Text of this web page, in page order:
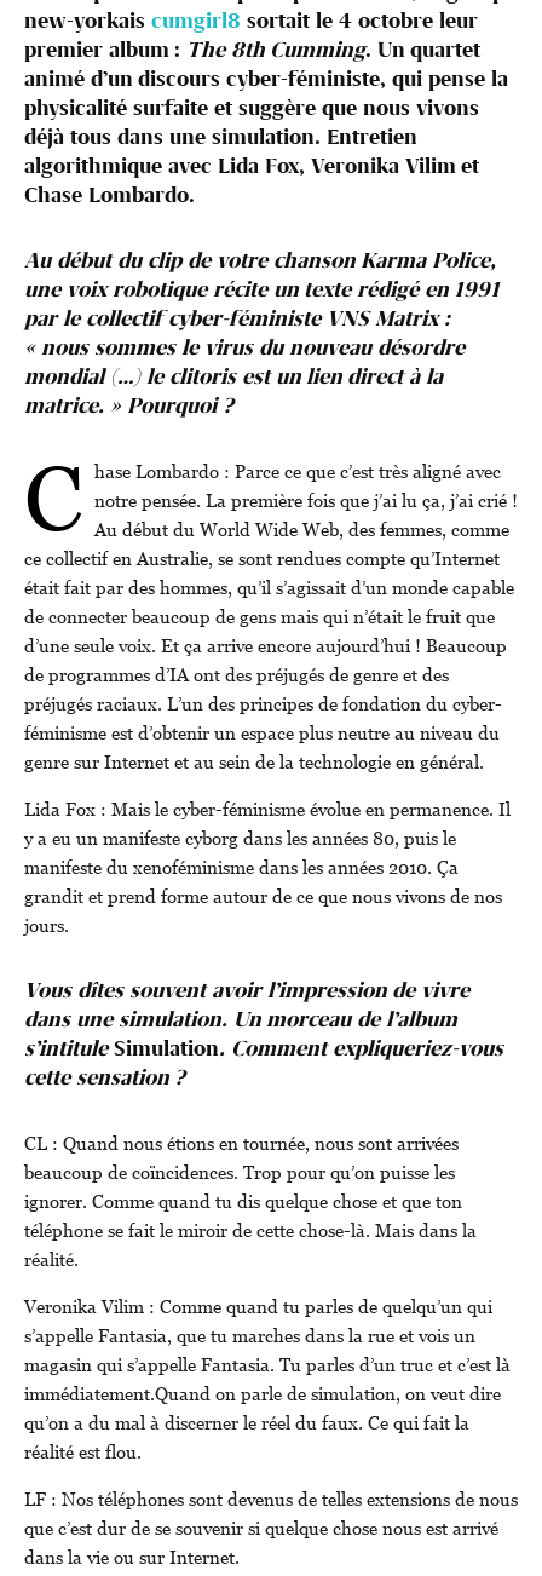
new-yorkais cumgirl8 sortait le 4 octobre leur
premier album : The 8th Cumming. Un quartet
animé d’un discours cyber-féministe, qui pense la
physicalité surfaite et suggère que nous vivons
déjà tous dans une simulation. Entretien
algorithmique avec Lida Fox, Veronika Vilim et
Chase Lombardo.
Au début du clip de votre chanson Karma Police,
une voix robotique récite un texte rédigé en 1991
par le collectif cyber-féministe VNS Matrix :
« nous sommes le virus du nouveau désordre
mondial (…) le clitoris est un lien direct à la
matrice. » Pourquoi ?
C hase Lombardo : Parce ce que c’est très aligné avec
notre pensée. La première fois que j’ai lu ça, j’ai crié !
Au début du World Wide Web, des femmes, comme
ce collectif en Australie, se sont rendues compte qu’Internet
était fait par des hommes, qu’il s’agissait d’un monde capable
de connecter beaucoup de gens mais qui n’était le fruit que
d’une seule voix. Et ça arrive encore aujourd’hui ! Beaucoup
de programmes d’IA ont des préjugés de genre et des
préjugés raciaux. L’un des principes de fondation du cyber-
féminisme est d’obtenir un espace plus neutre au niveau du
genre sur Internet et au sein de la technologie en général.
Lida Fox : Mais le cyber-féminisme évolue en permanence. Il
y a eu un manifeste cyborg dans les années 80, puis le
manifeste du xenoféminisme dans les années 2010. Ça
grandit et prend forme autour de ce que nous vivons de nos
jours.
Vous dîtes souvent avoir l’impression de vivre
dans une simulation. Un morceau de l’album
s’intituleSimulation. Comment expliqueriez-vous
cette sensation ?
CL : Quand nous étions en tournée, nous sont arrivées
beaucoup de coïncidences. Trop pour qu’on puisse les
ignorer. Comme quand tu dis quelque chose et que ton
téléphone se fait le miroir de cette chose-là. Mais dans la
réalité.
Veronika Vilim : Comme quand tu parles de quelqu’un qui
s’appelle Fantasia, que tu marches dans la rue et vois un
magasin qui s’appelle Fantasia. Tu parles d’un truc et c’est là
immédiatement.Quand on parle de simulation, on veut dire
qu’on a du mal à discerner le réel du faux. Ce qui fait la
réalité est flou.
LF : Nos téléphones sont devenus de telles extensions de nous
que c’est dur de se souvenir si quelque chose nous est arrivé
dans la vie ou sur Internet.